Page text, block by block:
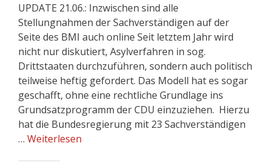
UPDATE 21.06.: Inzwischen sind alle
Stellungnahmen der Sachverständigen auf der
Seite des BMI auch online Seit letztem Jahr wird
nicht nur diskutiert, Asylverfahren in sog.
Drittstaaten durchzuführen, sondern auch politisch
teilweise heftig gefordert. Das Modell hat es sogar
geschafft, ohne eine rechtliche Grundlage ins
Grundsatzprogramm der CDU einzuziehen. Hierzu
hat die Bundesregierung mit 23 Sachverständigen
… Weiterlesen